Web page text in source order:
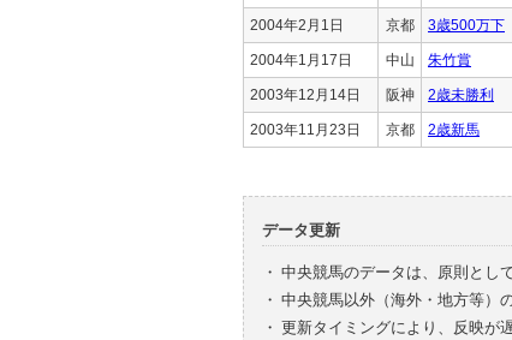
2004年2月1日 京都 3歳500万下
2004年1月17日 中山 朱竹賞
2003年12月14日 阪神 2歳未勝利
2003年11月23日 京都 2歳新馬
データ更新
・ 中央競馬のデータは、原則とし
・ 中央競馬以外（海外・地方等）
・ 更新タイミングにより、反映が